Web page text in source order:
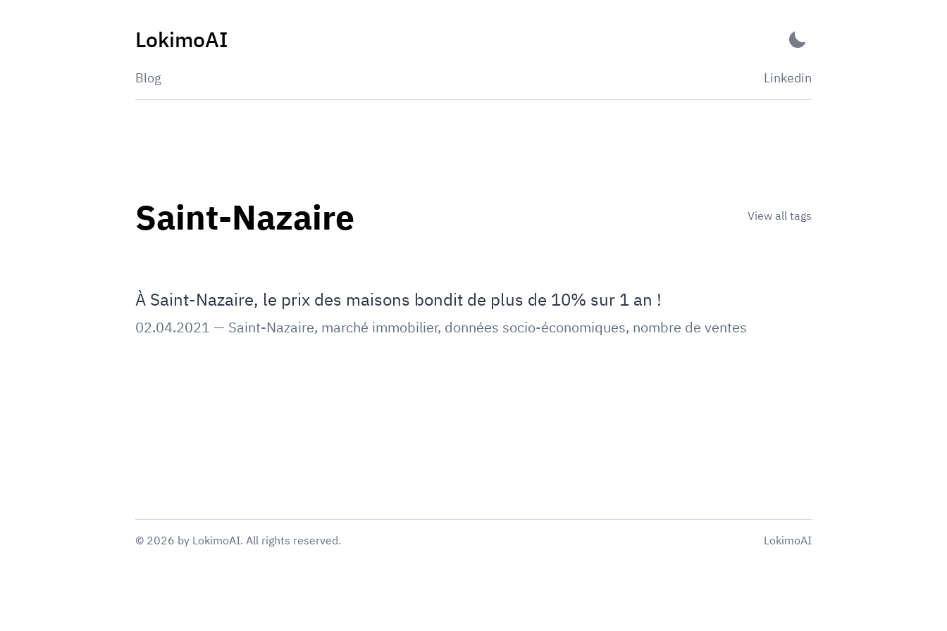
LokimoAI
Blog Linkedin
Saint-Nazaire View all tags
À Saint-Nazaire, le prix des maisons bondit de plus de 10% sur 1 an !
02.04.2021 — Saint-Nazaire, marché immobilier, données socio-économiques, nombre de ventes
© 2026 by LokimoAI. All rights reserved. LokimoAI